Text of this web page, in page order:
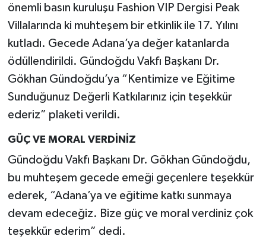
önemli basın kuruluşu Fashion VIP Dergisi Peak
Villalarında ki muhteşem bir etkinlik ile 17. Yılını
kutladı. Gecede Adana’ya değer katanlarda
ödüllendirildi. Gündoğdu Vakfı Başkanı Dr.
Gökhan Gündoğdu’ya “Kentimize ve Eğitime
Sunduğunuz Değerli Katkılarınız için teşekkür
ederiz” plaketi verildi.
GÜÇ VE MORAL VERDİNİZ
Gündoğdu Vakfı Başkanı Dr. Gökhan Gündoğdu,
bu muhteşem gecede emeği geçenlere teşekkür
ederek, “Adana’ya ve eğitime katkı sunmaya
devam edeceğiz. Bize güç ve moral verdiniz çok
teşekkür ederim” dedi.